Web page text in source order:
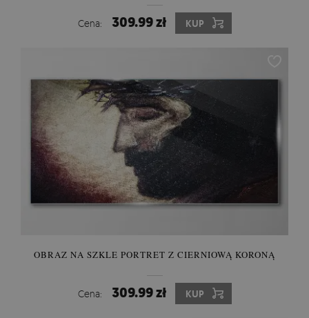
Cena: 309.99 zł KUP
OBRAZ NA SZKLE PORTRET Z CIERNIOWĄ KORONĄ
Cena: 309.99 zł KUP